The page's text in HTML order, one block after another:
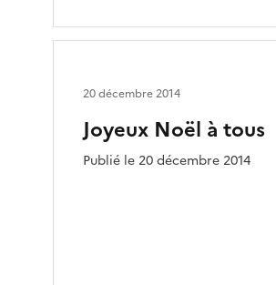
Joyeux Noël à tous
Publié le 20 décembre 2014
20 décembre 2014